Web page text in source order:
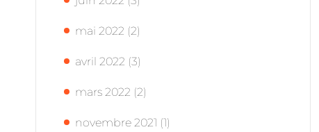
mai 2022 (2)
avril 2022 (3)
mars 2022 (2)
novembre 2021 (1)